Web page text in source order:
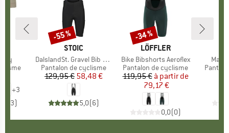
+3
3)
MARQUE
STOIC
Article
DalslandSt. Gravel Bib Shorts
Product group
Pantalon de cyclisme
Prix
129,95 €Prix réduit
58,48 €
5,0(6)
Remise
-55 %
MARQUE
LÖFFLER
Article
Bike Bibshorts Aeroflex
Product group
Pantalon de cyclisme
Prix
119,95 € Prix réduit
à partir de
79,17 €
0,0(0)
Remise
-34 %